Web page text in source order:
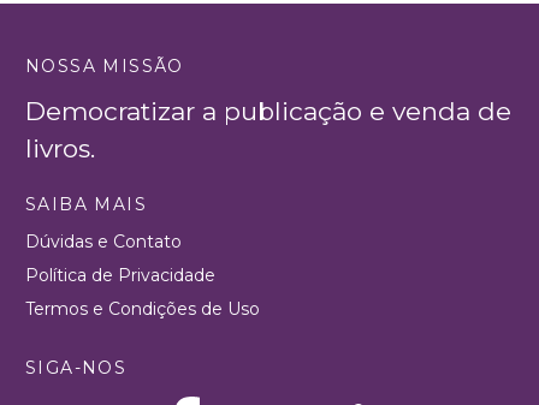
NOSSA MISSÃO
Democratizar a publicação e venda de
livros.
SAIBA MAIS
Dúvidas e Contato
Política de Privacidade
Termos e Condições de Uso
SIGA-NOS